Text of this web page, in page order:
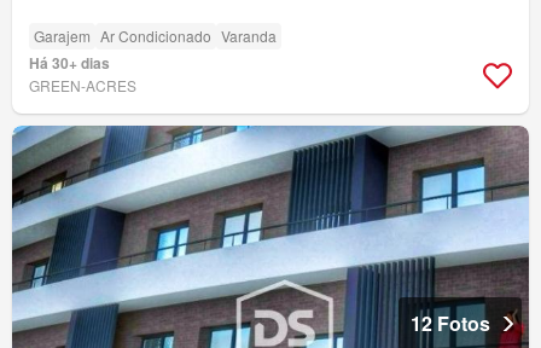
Garajem Ar Condicionado Varanda
Há 30+ dias
GREEN-ACRES
12 Fotos